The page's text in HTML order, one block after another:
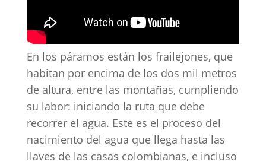
En los páramos están los frailejones, que
habitan por encima de los dos mil metros
de altura, entre las montañas, cumpliendo
su labor: iniciando la ruta que debe
recorrer el agua. Este es el proceso del
nacimiento del agua que llega hasta las
llaves de las casas colombianas, e incluso